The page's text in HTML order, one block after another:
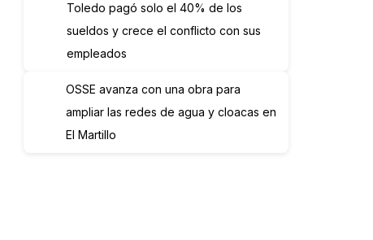
Toledo pagó solo el 40% de los
sueldos y crece el conflicto con sus
empleados
OSSE avanza con una obra para
ampliar las redes de agua y cloacas en
El Martillo